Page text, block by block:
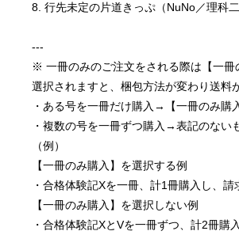
8. 行先未定の片道きっぷ（NuNo／理科二
---
※ 一冊のみのご注文をされる際は【一
選択されますと、梱包方法が変わり送料
・ある号を一冊だけ購入→【一冊のみ購
・複数の号を一冊ずつ購入→表記のない
（例）
【一冊のみ購入】を選択する例
・合格体験記Xを一冊、計1冊購入し、
【一冊のみ購入】を選択しない例
・合格体験記XとVを一冊ずつ、計2冊購